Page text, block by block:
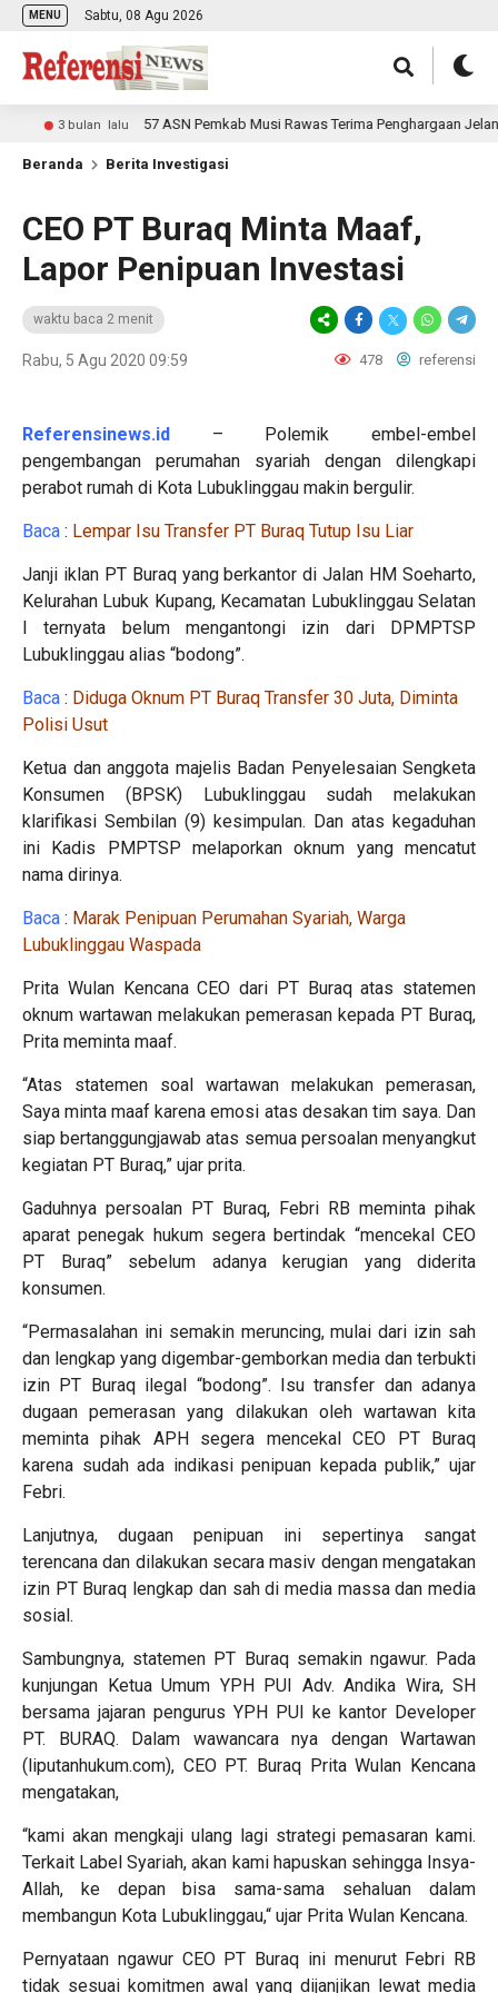
MENU Sabtu, 08 Agu 2026
3 bulan lalu 57 ASN Pemkab Musi Rawas Terima Penghargaan Jelang
Beranda Berita Investigasi
CEO PT Buraq Minta Maaf,
Lapor Penipuan Investasi
waktu baca 2 menit
Rabu, 5 Agu 2020 09:59 478 referensi
Referensinews.id – Polemik embel-embel
pengembangan perumahan syariah dengan dilengkapi
perabot rumah di Kota Lubuklinggau makin bergulir.
Baca : Lempar Isu Transfer PT Buraq Tutup Isu Liar
Janji iklan PT Buraq yang berkantor di Jalan HM Soeharto,
Kelurahan Lubuk Kupang, Kecamatan Lubuklinggau Selatan
I ternyata belum mengantongi izin dari DPMPTSP
Lubuklinggau alias “bodong”.
Baca : Diduga Oknum PT Buraq Transfer 30 Juta, Diminta
Polisi Usut
Ketua dan anggota majelis Badan Penyelesaian Sengketa
Konsumen (BPSK) Lubuklinggau sudah melakukan
klarifikasi Sembilan (9) kesimpulan. Dan atas kegaduhan
ini Kadis PMPTSP melaporkan oknum yang mencatut
nama dirinya.
Baca : Marak Penipuan Perumahan Syariah, Warga
Lubuklinggau Waspada
Prita Wulan Kencana CEO dari PT Buraq atas statemen
oknum wartawan melakukan pemerasan kepada PT Buraq,
Prita meminta maaf.
“Atas statemen soal wartawan melakukan pemerasan,
Saya minta maaf karena emosi atas desakan tim saya. Dan
siap bertanggungjawab atas semua persoalan menyangkut
kegiatan PT Buraq,” ujar prita.
Gaduhnya persoalan PT Buraq, Febri RB meminta pihak
aparat penegak hukum segera bertindak “mencekal CEO
PT Buraq” sebelum adanya kerugian yang diderita
konsumen.
“Permasalahan ini semakin meruncing, mulai dari izin sah
dan lengkap yang digembar-gemborkan media dan terbukti
izin PT Buraq ilegal “bodong”. Isu transfer dan adanya
dugaan pemerasan yang dilakukan oleh wartawan kita
meminta pihak APH segera mencekal CEO PT Buraq
karena sudah ada indikasi penipuan kepada publik,” ujar
Febri.
Lanjutnya, dugaan penipuan ini sepertinya sangat
terencana dan dilakukan secara masiv dengan mengatakan
izin PT Buraq lengkap dan sah di media massa dan media
sosial.
Sambungnya, statemen PT Buraq semakin ngawur. Pada
kunjungan Ketua Umum YPH PUI Adv. Andika Wira, SH
bersama jajaran pengurus YPH PUI ke kantor Developer
PT. BURAQ. Dalam wawancara nya dengan Wartawan
(liputanhukum.com), CEO PT. Buraq Prita Wulan Kencana
mengatakan,
“kami akan mengkaji ulang lagi strategi pemasaran kami.
Terkait Label Syariah, akan kami hapuskan sehingga Insya-
Allah, ke depan bisa sama-sama sehaluan dalam
membangun Kota Lubuklinggau,“ ujar Prita Wulan Kencana.
Pernyataan ngawur CEO PT Buraq ini menurut Febri RB
tidak sesuai komitmen awal yang dijanjikan lewat media